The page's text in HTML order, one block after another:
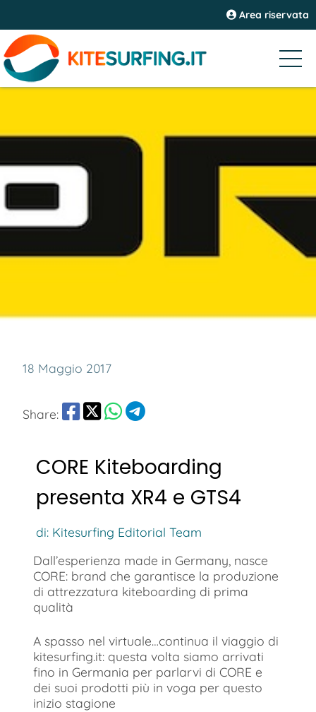
Area riservata
18 Maggio 2017
Share:
CORE Kiteboarding
presenta XR4 e GTS4
di: Kitesurfing Editorial Team
Dall’esperienza made in Germany, nasce
CORE: brand che garantisce la produzione
di attrezzatura kiteboarding di prima
qualità
A spasso nel virtuale…continua il viaggio di
kitesurfing.it: questa volta siamo arrivati
fino in Germania per parlarvi di CORE e
dei suoi prodotti più in voga per questo
inizio stagione